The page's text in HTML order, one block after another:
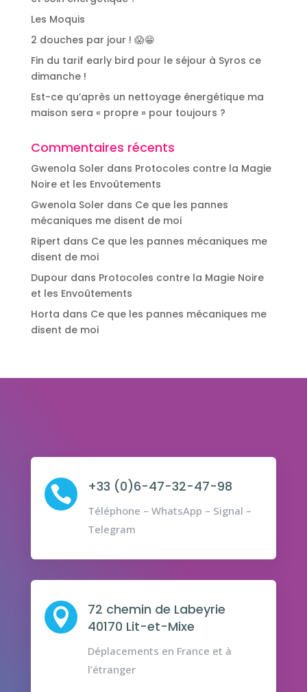
Les Moquis
2 douches par jour ! 😱😁
Fin du tarif early bird pour le séjour à Syros ce
dimanche !
Est-ce qu’après un nettoyage énergétique ma
maison sera « propre » pour toujours ?
Commentaires récents
Gwenola Soler dans Protocoles contre la Magie
Noire et les Envoûtements
Gwenola Soler dans Ce que les pannes
mécaniques me disent de moi
Ripert dans Ce que les pannes mécaniques me
disent de moi
Dupour dans Protocoles contre la Magie Noire
et les Envoûtements
Horta dans Ce que les pannes mécaniques me
disent de moi
 +33 (0)6-47-32-47-98
Téléphone – WhatsApp – Signal –
Telegram

72 chemin de Labeyrie
40170 Lit-et-Mixe
Déplacements en France et à
l’étranger